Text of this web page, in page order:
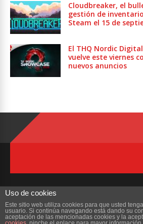
Cloudbreaker, el
gestión de
Steam el 15 de
El THQ Nordic
vuelve este viernes
nuevos anuncios
Copyright © 2023 ZonaMMORPG.com.
Uso de cookies
Este sitio web utiliza cookies para que usted
usuario. Si continúa navegando está dando su
aceptación de las mencionadas cookies y la